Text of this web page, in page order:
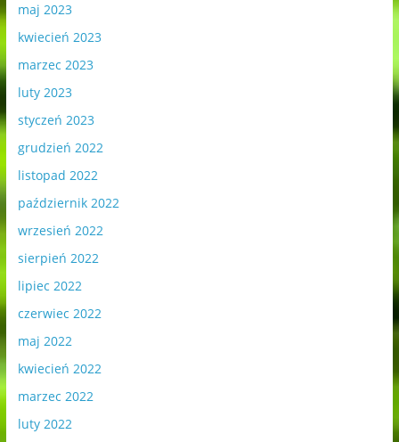
maj 2023
kwiecień 2023
marzec 2023
luty 2023
styczeń 2023
grudzień 2022
listopad 2022
październik 2022
wrzesień 2022
sierpień 2022
lipiec 2022
czerwiec 2022
maj 2022
kwiecień 2022
marzec 2022
luty 2022